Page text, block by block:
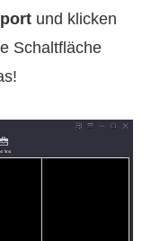
und klicken
Schaltfläche